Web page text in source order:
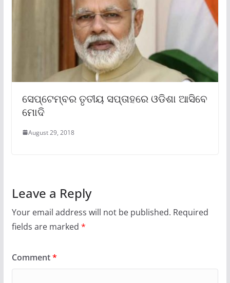
ସେପ୍ଟେମ୍ବର ତୃତୀୟ ସପ୍ତାହରେ ଓଡିଶା ଆସିବେ
ମୋଦି
August 29, 2018
Leave a Reply
Your email address will not be published. Required
fields are marked *
Comment*